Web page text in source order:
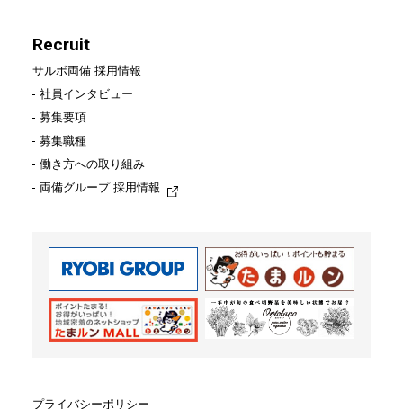
Recruit
サルボ両備 採用情報
社員インタビュー
募集要項
両備グループ 採用情報
お問い合わせ
Recruit
サルボ両備 採用情報
社員インタビュー
募集要項
募集職種
働き方への取り組み
両備グループ 採用情報
プライバシーポリシー